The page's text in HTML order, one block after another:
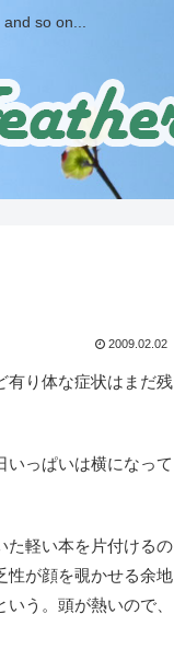
so on...
2009.02.02
有り体な症状はまだ残
っぱいは横になって
た軽い本を片付けるの
性が顔を覗かせる余地
う。頭が熱いので、